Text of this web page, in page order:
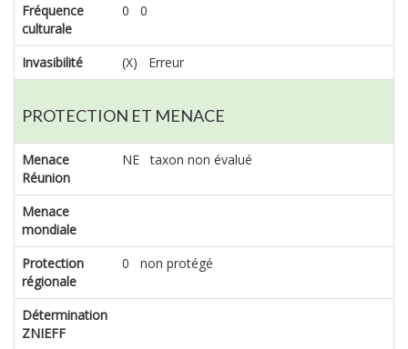
Fréquence
culturale
0 0
Invasibilité (X) Erreur
PROTECTION ET MENACE
Menace
Réunion
NE taxon non évalué
Menace
mondiale
Protection
régionale
0 non protégé
Détermination
ZNIEFF